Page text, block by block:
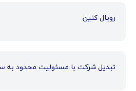
رویال کنین
تبدیل شرکت با مسئولیت محدود